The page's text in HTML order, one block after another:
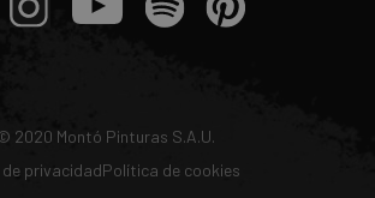
2020 Montó Pinturas S.A.U.
privacidadPolítica de cookies